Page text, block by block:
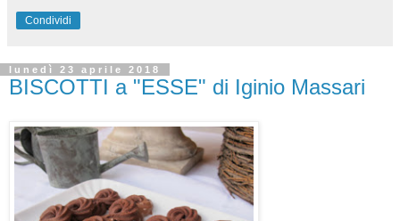
Condividi
lunedì 23 aprile 2018
BISCOTTI a "ESSE" di Iginio Massari